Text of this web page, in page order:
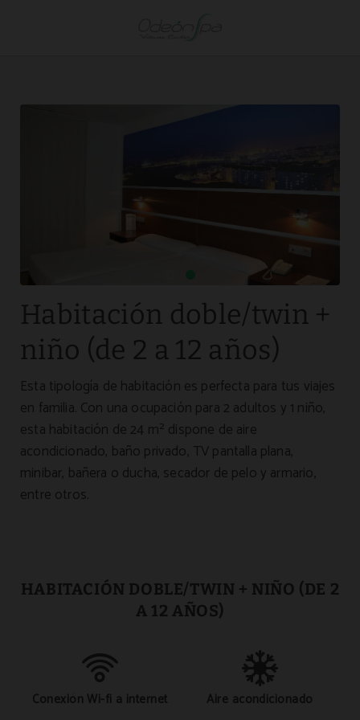
Habitación doble/twin +
niño (de 2 a 12 años)
Esta tipología de habitación es perfecta para tus viajes
en familia. Con una ocupación para 2 adultos y 1 niño,
esta habitación de 24 m² dispone de aire
acondicionado, baño privado, TV pantalla plana,
minibar, bañera o ducha, secador de pelo y armario,
entre otros.
HABITACIÓN DOBLE/TWIN + NIÑO (DE 2
A 12 AÑOS)
Conexión Wi-fi a internet Aire acondicionado